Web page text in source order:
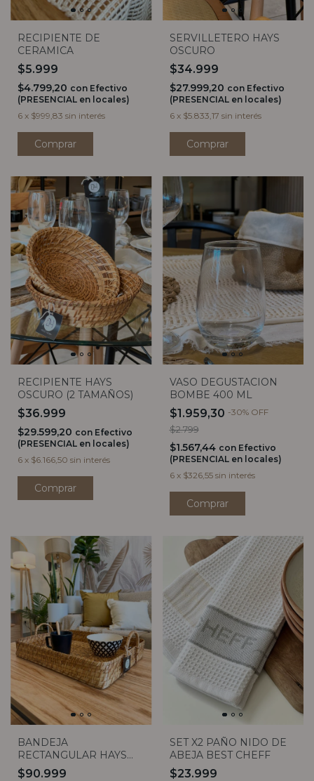
RECIPIENTE DE
CERAMICA
$5.999
$4.799,20 con Efectivo
(PRESENCIAL en locales)
6 x $999,83 sin interés
SERVILLETERO HAYS
OSCURO
$34.999
$27.999,20 con Efectivo
(PRESENCIAL en locales)
6 x $5.833,17 sin interés
RECIPIENTE HAYS
OSCURO (2 TAMAÑOS)
$36.999
$29.599,20 con Efectivo
(PRESENCIAL en locales)
6 x $6.166,50 sin interés
Comprar
VASO DEGUSTACION
BOMBE 400 ML
$1.959,30 -30% OFF
$2.799
$1.567,44 con Efectivo
(PRESENCIAL en locales)
6 x $326,55 sin interés
BANDEJA
RECTANGULAR HAYS
CON ASA (2 TAMAÑOS)
$90.999
SET X2 PAÑO NIDO DE
ABEJA BEST CHEFF
$23.999